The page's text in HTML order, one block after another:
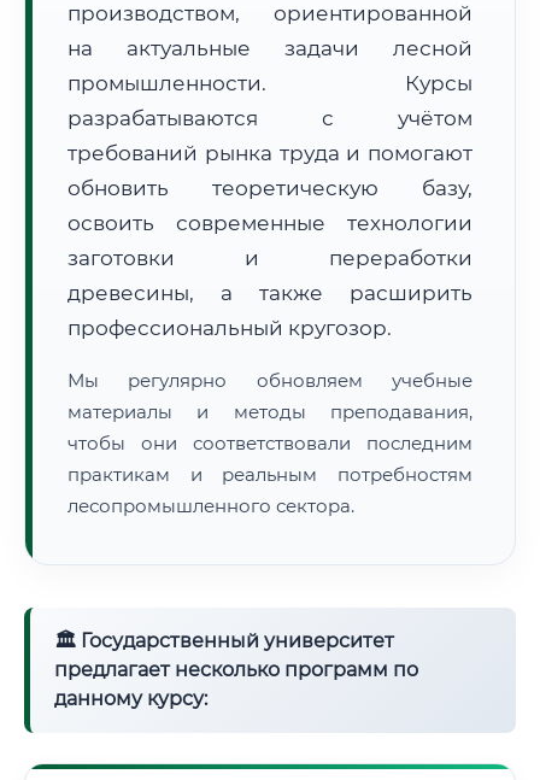
• Маршрут транзита:~2 870 км
• Экспресс-доставка СДЭК / Почтой:
📜 Документы и аккредитация ФИС ФРДО
🔍 Нажмите на документ для увеличения и просмотра
производством, ориентированной
на актуальные задачи лесной
промышленности. Курсы
разрабатываются с учётом
требований рынка труда и помогают
обновить теоретическую базу,
освоить современные технологии
заготовки и переработки
древесины, а также расширить
профессиональный кругозор.
Мы регулярно обновляем учебные
материалы и методы преподавания,
чтобы они соответствовали последним
практикам и реальным потребностям
лесопромышленного сектора.
🏛 Государственный университет
предлагает несколько программ по
данному курсу: